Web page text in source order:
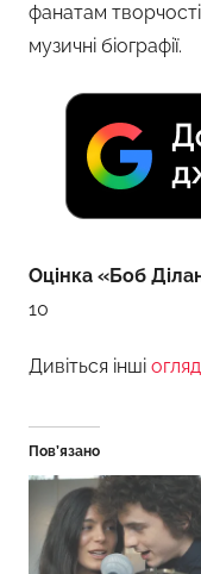
фанатам творчості
музичні біографії.
Оцінка «Боб
10
Дивіться інші
Пов’язано